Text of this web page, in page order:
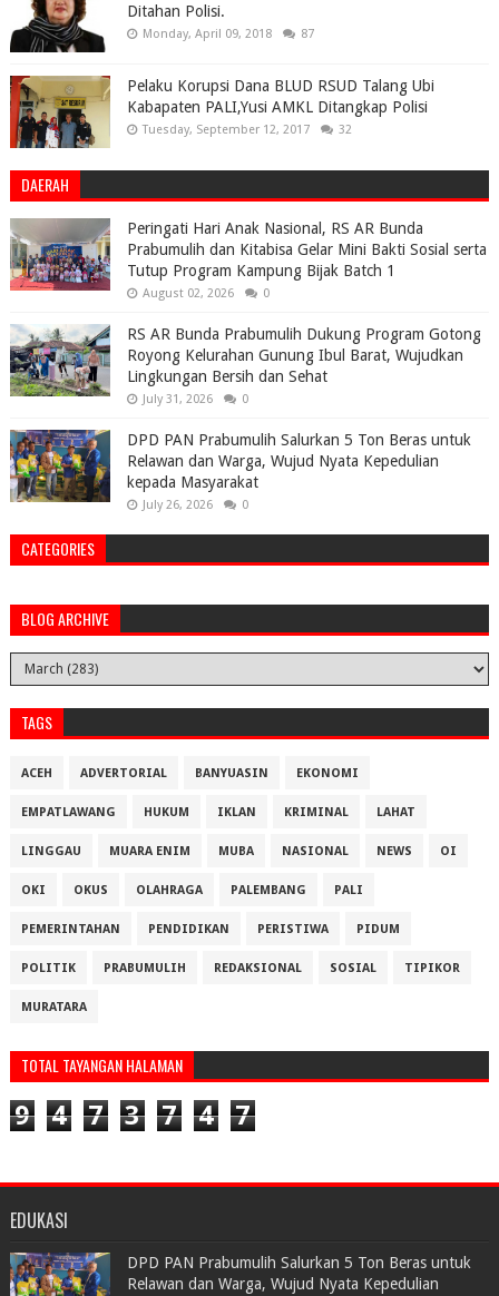
Ditahan Polisi.
Monday, April 09, 2018 87
Pelaku Korupsi Dana BLUD RSUD Talang Ubi
Kabapaten PALI,Yusi AMKL Ditangkap Polisi
Tuesday, September 12, 2017 32
DAERAH
Peringati Hari Anak Nasional, RS AR Bunda
Prabumulih dan Kitabisa Gelar Mini Bakti Sosial serta
Tutup Program Kampung Bijak Batch 1
August 02, 2026 0
RS AR Bunda Prabumulih Dukung Program Gotong
Royong Kelurahan Gunung Ibul Barat, Wujudkan
Lingkungan Bersih dan Sehat
July 31, 2026 0
DPD PAN Prabumulih Salurkan 5 Ton Beras untuk
Relawan dan Warga, Wujud Nyata Kepedulian
kepada Masyarakat
July 26, 2026 0
CATEGORIES
BLOG ARCHIVE
TAGS
ACEH ADVERTORIAL BANYUASIN EKONOMI
EMPATLAWANG HUKUM IKLAN KRIMINAL LAHAT
LINGGAU MUARA ENIM MUBA NASIONAL NEWS OI
OKI OKUS OLAHRAGA PALEMBANG PALI
PEMERINTAHAN PENDIDIKAN PERISTIWA PIDUM
POLITIK PRABUMULIH REDAKSIONAL SOSIAL TIPIKOR
MURATARA
TOTAL TAYANGAN HALAMAN
9 4 7 3 7 4 7
EDUKASI
DPD PAN Prabumulih Salurkan 5 Ton Beras untuk
Relawan dan Warga, Wujud Nyata Kepedulian